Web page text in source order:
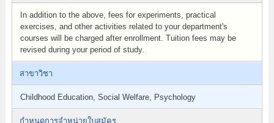
In addition to the above, fees for experiments, practical
exercises, and other activities related to your department's
courses will be charged after enrollment. Tuition fees may be
revised during your period of study.
สาขาวิชา
Childhood Education, Social Welfare, Psychology
กำหนดการจำหน่ายใบสมัคร